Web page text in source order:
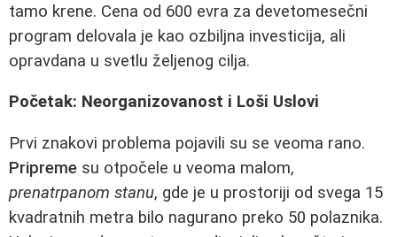
tamo krene. Cena od 600 evra za devetomesečni
program delovala je kao ozbiljna investicija, ali
opravdana u svetlu željenog cilja.
Početak: Neorganizovanost i Loši Uslovi
Prvi znakovi problema pojavili su se veoma rano.
Pripreme su otpočele u veoma malom,
prenatrpanom stanu, gde je u prostoriji od svega 15
kvadratnih metra bilo nagurano preko 50 polaznika.